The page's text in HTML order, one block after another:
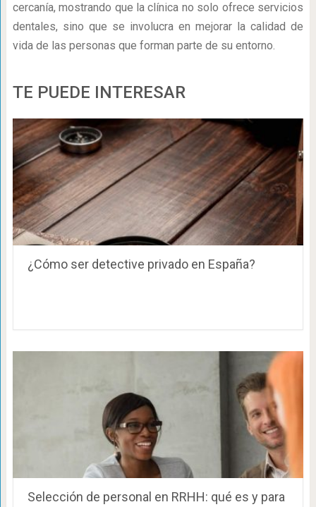
cercanía, mostrando que la clínica no solo ofrece servicios
dentales, sino que se involucra en mejorar la calidad de
vida de las personas que forman parte de su entorno.
TE PUEDE INTERESAR
¿Cómo ser detective privado en España?
Selección de personal en RRHH: qué es y para